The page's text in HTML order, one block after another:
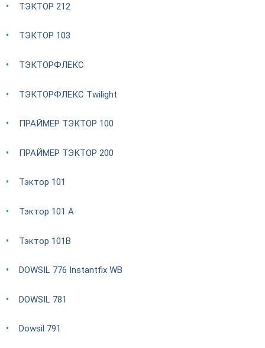
ТЭКТОР 212
ТЭКТОР 103
ТЭКТОРФЛЕКС
ТЭКТОРФЛЕКС Twilight
ПРАЙМЕР ТЭКТОР 100
ПРАЙМЕР ТЭКТОР 200
Тэктор 101
Тэктор 101 А
Тэктор 101В
DOWSIL 776 Instantfix WB
DOWSIL 781
Dowsil 791